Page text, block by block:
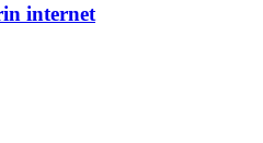
internet